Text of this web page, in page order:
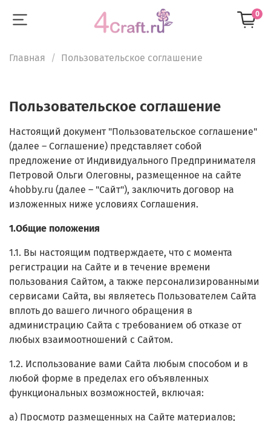
0
Главная Пользовательское соглашение
Пользовательское соглашение
Настоящий документ "Пользовательское соглашение"
(далее – Соглашение) представляет собой
предложение от Индивидуального Предпринимателя
Петровой Ольги Олеговны, размещенное на сайте
4hobby.ru (далее – "Сайт"), заключить договор на
изложенных ниже условиях Соглашения.
1.Общие положения
1.1. Вы настоящим подтверждаете, что с момента
регистрации на Сайте и в течение времени
пользования Сайтом, а также персонализированными
сервисами Сайта, вы являетесь Пользователем Сайта
вплоть до вашего личного обращения в
администрацию Сайта с требованием об отказе от
любых взаимоотношений с Сайтом.
1.2. Использование вами Сайта любым способом и в
любой форме в пределах его объявленных
функциональных возможностей, включая:
а) Просмотр размещенных на Сайте материалов;